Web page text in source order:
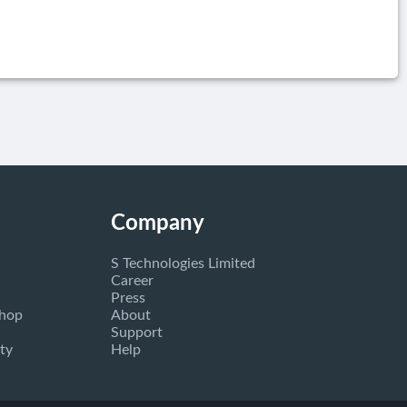
Company
S Technologies Limited
Career
Press
About
Support
Help